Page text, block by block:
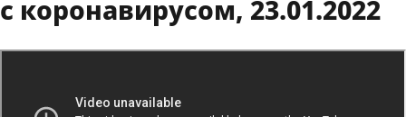
с коронавирусом, 23.01.2022